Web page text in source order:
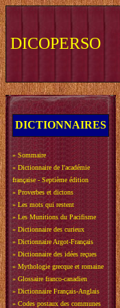
DICOPERSO
DICTIONNAIRES
» Sommaire
» Dictionnaire de l'académie
française - Septième édition
» Proverbes et dictons
» Les mots qui restent
» Les Munitions du Pacifisme
» Dictionnaire des curieux
» Dictionnaire Argot-Français
» Dictionnaire des idées reçues
» Mythologie grecque et romaine
» Glossaire franco-canadien
» Dictionnaire Français-Anglais
» Codes postaux des communes